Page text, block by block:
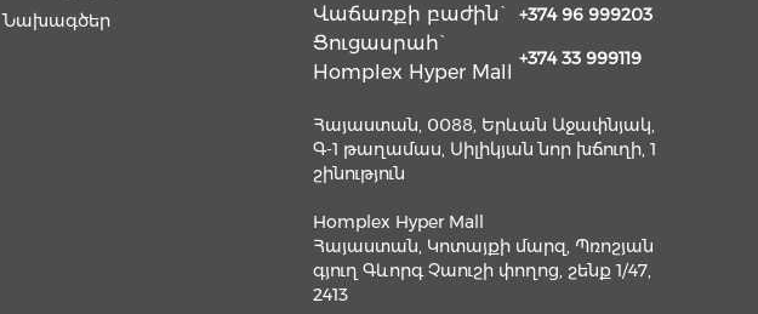
Նախագծեր
Վաճառքի բաժին` +374 96 999203
Ցուցասրահ`
Homplex Hyper Mall
+374 33 999119
Հայաստան, 0088, Երևան Աջափնյակ,
Գ-1 թաղամաս, Սիլիկյան նոր խճուղի, 1
շինություն
Homplex Hyper Mall
Հայաստան, Կոտայքի մարզ, Պռոշյան
գյուղ Գևորգ Չաուշի փողոց, շենք 1/47,
2413